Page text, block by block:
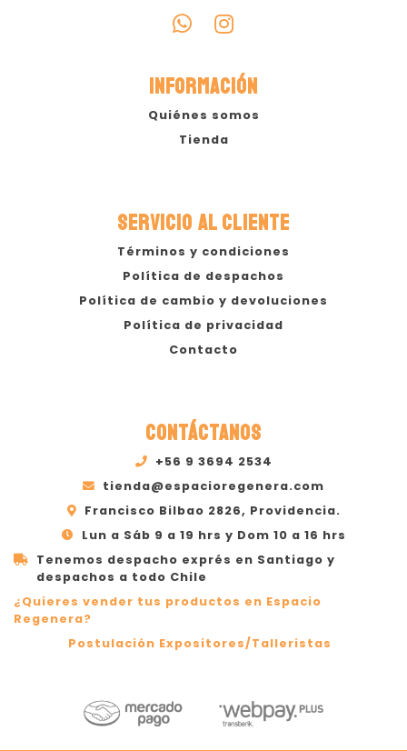
INFORMACIÓN
Quiénes somos
Tienda
SERVICIO AL CLIENTE
Términos y condiciones
Política de despachos
Política de cambio y devoluciones
Política de privacidad
Contacto
CONTÁCTANOS
+56 9 3694 2534
tienda@espacioregenera.com
Francisco Bilbao 2826, Providencia.
Lun a Sáb 9 a 19 hrs y Dom 10 a 16 hrs
Tenemos despacho exprés en Santiago y
despachos a todo Chile
¿Quieres vender tus productos en Espacio
Regenera?
Postulación Expositores/Talleristas